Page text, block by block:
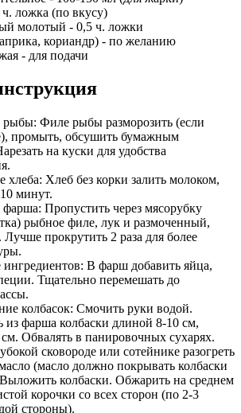
ложка (по вкусу)
молотый - 0,5 ч. ложки
кориандр) - по желанию
- для подачи
рыбы: Филе рыбы разморозить (если
промыть, обсушить бумажным
на куски для удобства
хлеба: Хлеб без корки залить молоком,
минут.
Пропустить через мясорубку
рыбное филе, лук и размоченный,
прокрутить 2 раза для более
ингредиентов: В фарш добавить яйца,
Тщательно перемешать до
колбасок: Смочить руки водой.
из фарша колбаски длиной 8-10 см,
Обвалять в панировочных сухарях.
сковороде или сотейнике разогреть
(масло должно покрывать колбаски
колбаски. Обжарить на среднем
корочки со всех сторон (по 2-3
стороны).